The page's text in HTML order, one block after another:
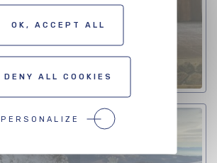
OK, ACCEPT ALL
DENY ALL COOKIES
PERSONALIZE